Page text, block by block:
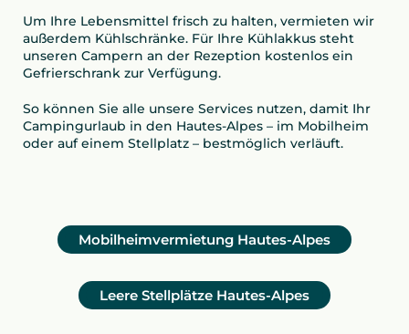
Um Ihre Lebensmittel frisch zu halten, vermieten wir
außerdem Kühlschränke. Für Ihre Kühlakkus steht
unseren Campern an der Rezeption kostenlos ein
Gefrierschrank zur Verfügung.
So können Sie alle unsere Services nutzen, damit Ihr
Campingurlaub in den Hautes-Alpes – im Mobilheim
oder auf einem Stellplatz – bestmöglich verläuft.
Mobilheimvermietung Hautes-Alpes
Leere Stellplätze Hautes-Alpes